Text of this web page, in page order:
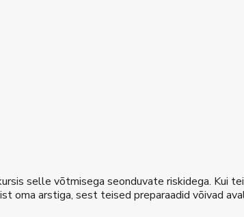
selle võtmisega seonduvate riskidega. Kui
oma arstiga, sest teised preparaadid võivad